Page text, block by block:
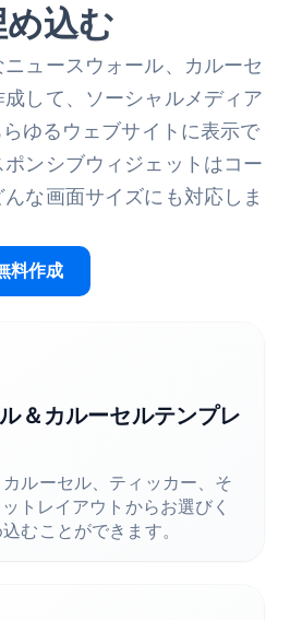
込む
ュースウォール、カルーセ
して、ソーシャルメディア
ゆるウェブサイトに表示で
ンシブウィジェットはコー
な画面サイズにも対応しま
料作成
＆カルーセルテンプレ
ルーセル、ティッカー、そ
トレイアウトからお選びく
むことができます。